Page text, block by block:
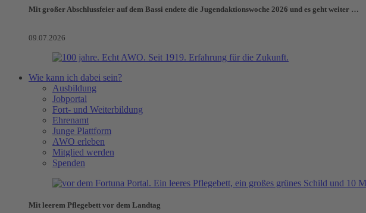
Mit großer Abschlussfeier auf dem Bassi endete die Jugendaktionswoche 2026 und es geht weiter …
09.07.2026
Wie kann ich dabei sein?
Ausbildung
Jobportal
Fort- und Weiterbildung
Ehrenamt
Junge Plattform
AWO erleben
Mitglied werden
Spenden
Mit leerem Pflegebett vor dem Landtag